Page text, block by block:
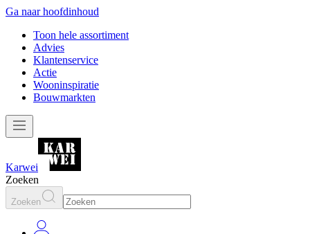
Ga naar hoofdinhoud
Toon hele assortiment
Advies
Klantenservice
Actie
Wooninspiratie
Bouwmarkten
Karwei
Zoeken
Zoeken